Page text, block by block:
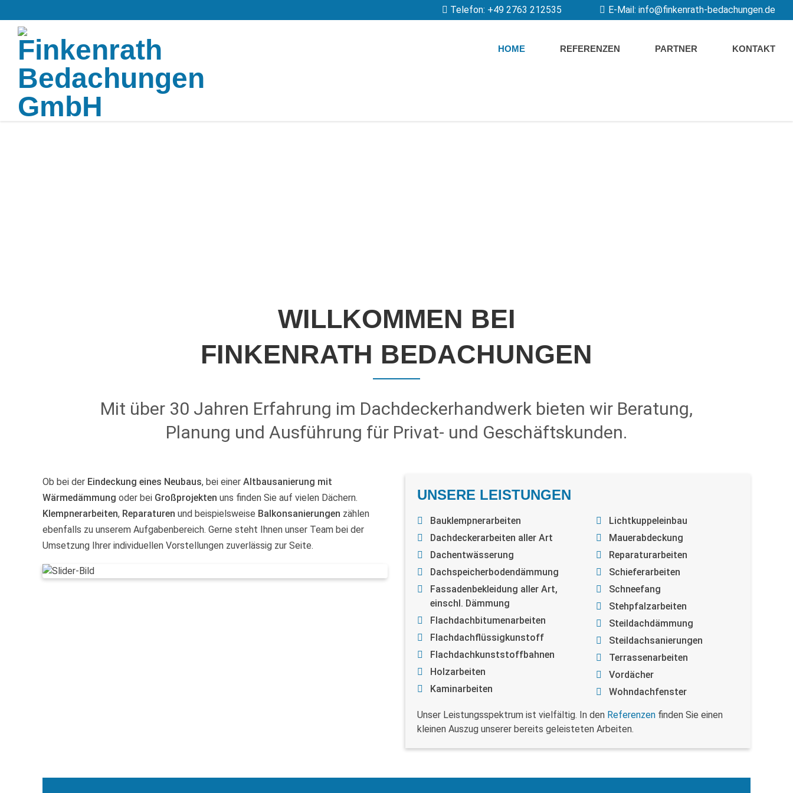
Telefon: +49 2763 212535 E-Mail: info@finkenrath-bedachungen.de
Finkenrath
Bedachungen
GmbH
HOME REFERENZEN PARTNER KONTAKT
WILLKOMMEN BEI
FINKENRATH BEDACHUNGEN
Mit über 30 Jahren Erfahrung im Dachdeckerhandwerk bieten wir Beratung,
Planung und Ausführung für Privat- und Geschäftskunden.
Ob bei der Eindeckung eines Neubaus, bei einer Altbausanierung mit
Wärmedämmung oder bei Großprojekten uns finden Sie auf vielen Dächern.
Klempnerarbeiten, Reparaturen und beispielsweise Balkonsanierungen zählen
ebenfalls zu unserem Aufgabenbereich. Gerne steht Ihnen unser Team bei der
Umsetzung Ihrer individuellen Vorstellungen zuverlässig zur Seite.
UNSERE LEISTUNGEN
Bauklempnerarbeiten
Dachdeckerarbeiten aller Art
Dachentwässerung
Dachspeicherbodendämmung
Fassadenbekleidung aller Art,
einschl. Dämmung
Flachdachbitumenarbeiten
Flachdachflüssigkunstoff
Flachdachkunststoffbahnen
Holzarbeiten
Kaminarbeiten
Lichtkuppeleinbau
Mauerabdeckung
Reparaturarbeiten
Schieferarbeiten
Schneefang
Stehpfalzarbeiten
Steildachdämmung
Steildachsanierungen
Terrassenarbeiten
Vordächer
Wohndachfenster
Unser Leistungsspektrum ist vielfältig. In den Referenzen finden Sie einen
kleinen Auszug unserer bereits geleisteten Arbeiten.